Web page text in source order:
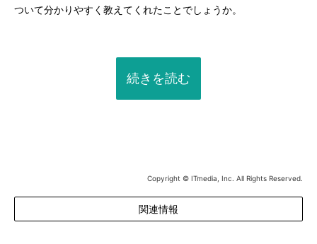
ついて分かりやすく教えてくれたことでしょうか。
続きを読む
Copyright © ITmedia, Inc. All Rights Reserved.
関連情報